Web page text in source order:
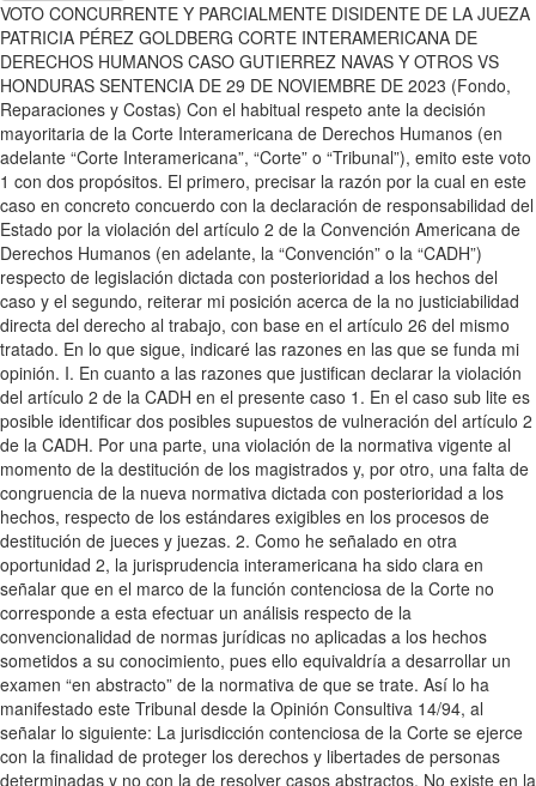
VOTO CONCURRENTE Y PARCIALMENTE DISIDENTE DE LA JUEZA
PATRICIA PÉREZ GOLDBERG CORTE INTERAMERICANA DE
DERECHOS HUMANOS CASO GUTIERREZ NAVAS Y OTROS VS
HONDURAS SENTENCIA DE 29 DE NOVIEMBRE DE 2023 (Fondo,
Reparaciones y Costas) Con el habitual respeto ante la decisión
mayoritaria de la Corte Interamericana de Derechos Humanos (en
adelante “Corte Interamericana”, “Corte” o “Tribunal”), emito este voto
1 con dos propósitos. El primero, precisar la razón por la cual en este
caso en concreto concuerdo con la declaración de responsabilidad del
Estado por la violación del artículo 2 de la Convención Americana de
Derechos Humanos (en adelante, la “Convención” o la “CADH”)
respecto de legislación dictada con posterioridad a los hechos del
caso y el segundo, reiterar mi posición acerca de la no justiciabilidad
directa del derecho al trabajo, con base en el artículo 26 del mismo
tratado. En lo que sigue, indicaré las razones en las que se funda mi
opinión. I. En cuanto a las razones que justifican declarar la violación
del artículo 2 de la CADH en el presente caso 1. En el caso sub lite es
posible identificar dos posibles supuestos de vulneración del artículo 2
de la CADH. Por una parte, una violación de la normativa vigente al
momento de la destitución de los magistrados y, por otro, una falta de
congruencia de la nueva normativa dictada con posterioridad a los
hechos, respecto de los estándares exigibles en los procesos de
destitución de jueces y juezas. 2. Como he señalado en otra
oportunidad 2, la jurisprudencia interamericana ha sido clara en
señalar que en el marco de la función contenciosa de la Corte no
corresponde a esta efectuar un análisis respecto de la
convencionalidad de normas jurídicas no aplicadas a los hechos
sometidos a su conocimiento, pues ello equivaldría a desarrollar un
examen “en abstracto” de la normativa de que se trate. Así lo ha
manifestado este Tribunal desde la Opinión Consultiva 14/94, al
señalar lo siguiente: La jurisdicción contenciosa de la Corte se ejerce
con la finalidad de proteger los derechos y libertades de personas
determinadas y no con la de resolver casos abstractos. No existe en la